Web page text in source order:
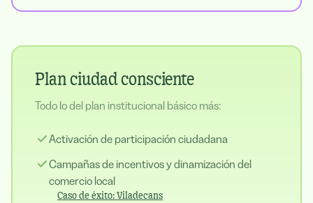
Plan ciudad consciente
Todo lo del plan institucional básico más:
Activación de participación ciudadana
Campañas de incentivos y dinamización del
comercio local
Caso de éxito: Viladecans